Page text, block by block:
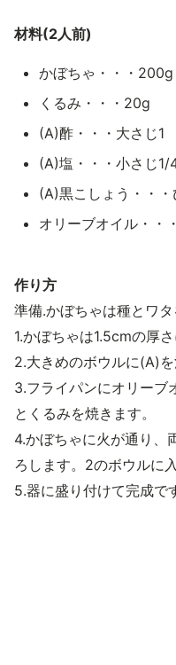
材料(2人前)
かぼちゃ・・・200g
くるみ・・・20g
(A)酢・・・大さじ1
(A)塩・・・小さじ1/
(A)黒こしょう・・
オリーブオイル・・
作り方
準備.かぼちゃは種とワタ
1.かぼちゃは1.5cmの厚さ
2.大きめのボウルに(A)を
3.フライパンにオリーブ
とくるみを焼きます。
4.かぼちゃに火が通り、
ろします。2のボウルに
5.器に盛り付けて完成で